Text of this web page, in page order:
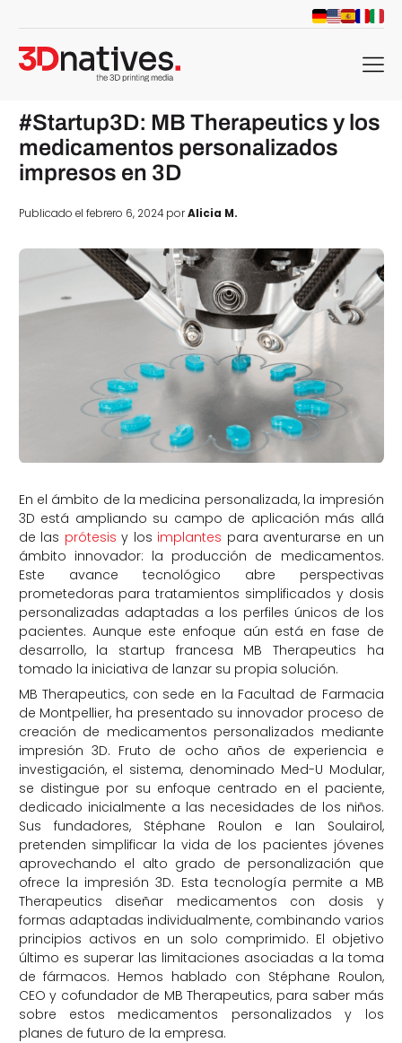
menu
#Startup3D: MB Therapeutics y los
medicamentos personalizados
impresos en 3D
Publicado el febrero 6, 2024 porAlicia M.
En el ámbito de la medicina personalizada, la impresión
3D está ampliando su campo de aplicación más allá
de las prótesis y los implantes para aventurarse en un
ámbito innovador: la producción de medicamentos.
Este avance tecnológico abre perspectivas
prometedoras para tratamientos simplificados y dosis
personalizadas adaptadas a los perfiles únicos de los
pacientes. Aunque este enfoque aún está en fase de
desarrollo, la startup francesa MB Therapeutics ha
tomado la iniciativa de lanzar su propia solución.
MB Therapeutics, con sede en la Facultad de Farmacia
de Montpellier, ha presentado su innovador proceso de
creación de medicamentos personalizados mediante
impresión 3D. Fruto de ocho años de experiencia e
investigación, el sistema, denominado Med-U Modular,
se distingue por su enfoque centrado en el paciente,
dedicado inicialmente a las necesidades de los niños.
Sus fundadores, Stéphane Roulon e Ian Soulairol,
pretenden simplificar la vida de los pacientes jóvenes
aprovechando el alto grado de personalización que
ofrece la impresión 3D. Esta tecnología permite a MB
Therapeutics diseñar medicamentos con dosis y
formas adaptadas individualmente, combinando varios
principios activos en un solo comprimido. El objetivo
último es superar las limitaciones asociadas a la toma
de fármacos. Hemos hablado con Stéphane Roulon,
CEO y cofundador de MB Therapeutics, para saber más
sobre estos medicamentos personalizados y los
planes de futuro de la empresa.